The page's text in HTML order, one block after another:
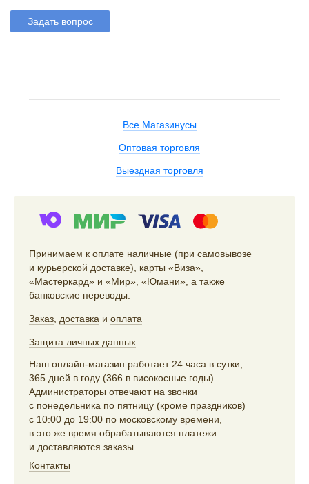
Задать вопрос
Все Магазинусы
Оптовая торговля
Выездная торговля
Принимаем к оплате наличные (при самовывозе
и курьерской доставке), карты «Виза»,
«Мастеркард» и «Мир», «Юмани», а также
банковские переводы.
Заказ доставка и оплата
Защита личных данных
Наш онлайн-магазин работает 24 часа в сутки,
365 дней в году (366 в високосные годы).
Администраторы отвечают на звонки
с понедельника по пятницу (кроме праздников)
с 10:00 до 19:00 по московскому времени,
в это же время обрабатываются платежи
и доставляются заказы.
Контакты